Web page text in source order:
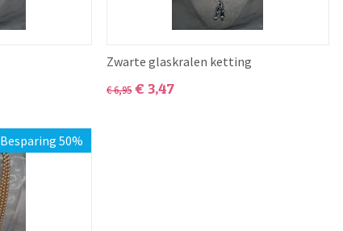
Zwarte glaskralen ketting
€6,95 € 3,47
Besparing 50%